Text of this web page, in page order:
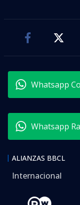
Whatsapp
Whatsapp
ALIANZAS BBCL
Internacional